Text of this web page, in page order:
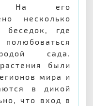
На его
несколько
беседок, где
сада.
были
мира и
в дикой
что вход в